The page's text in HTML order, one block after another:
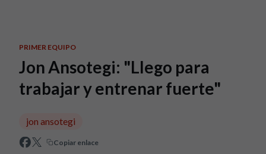
PRIMER EQUIPO
Jon Ansotegi: "Llego para
trabajar y entrenar fuerte"
jon ansotegi
Copiar enlace